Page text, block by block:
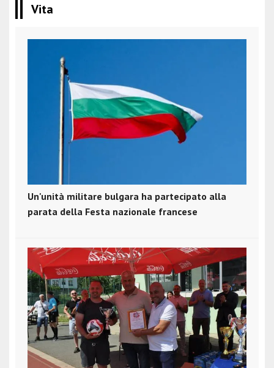
Vita
Un'unità militare bulgara ha partecipato alla
parata della Festa nazionale francese